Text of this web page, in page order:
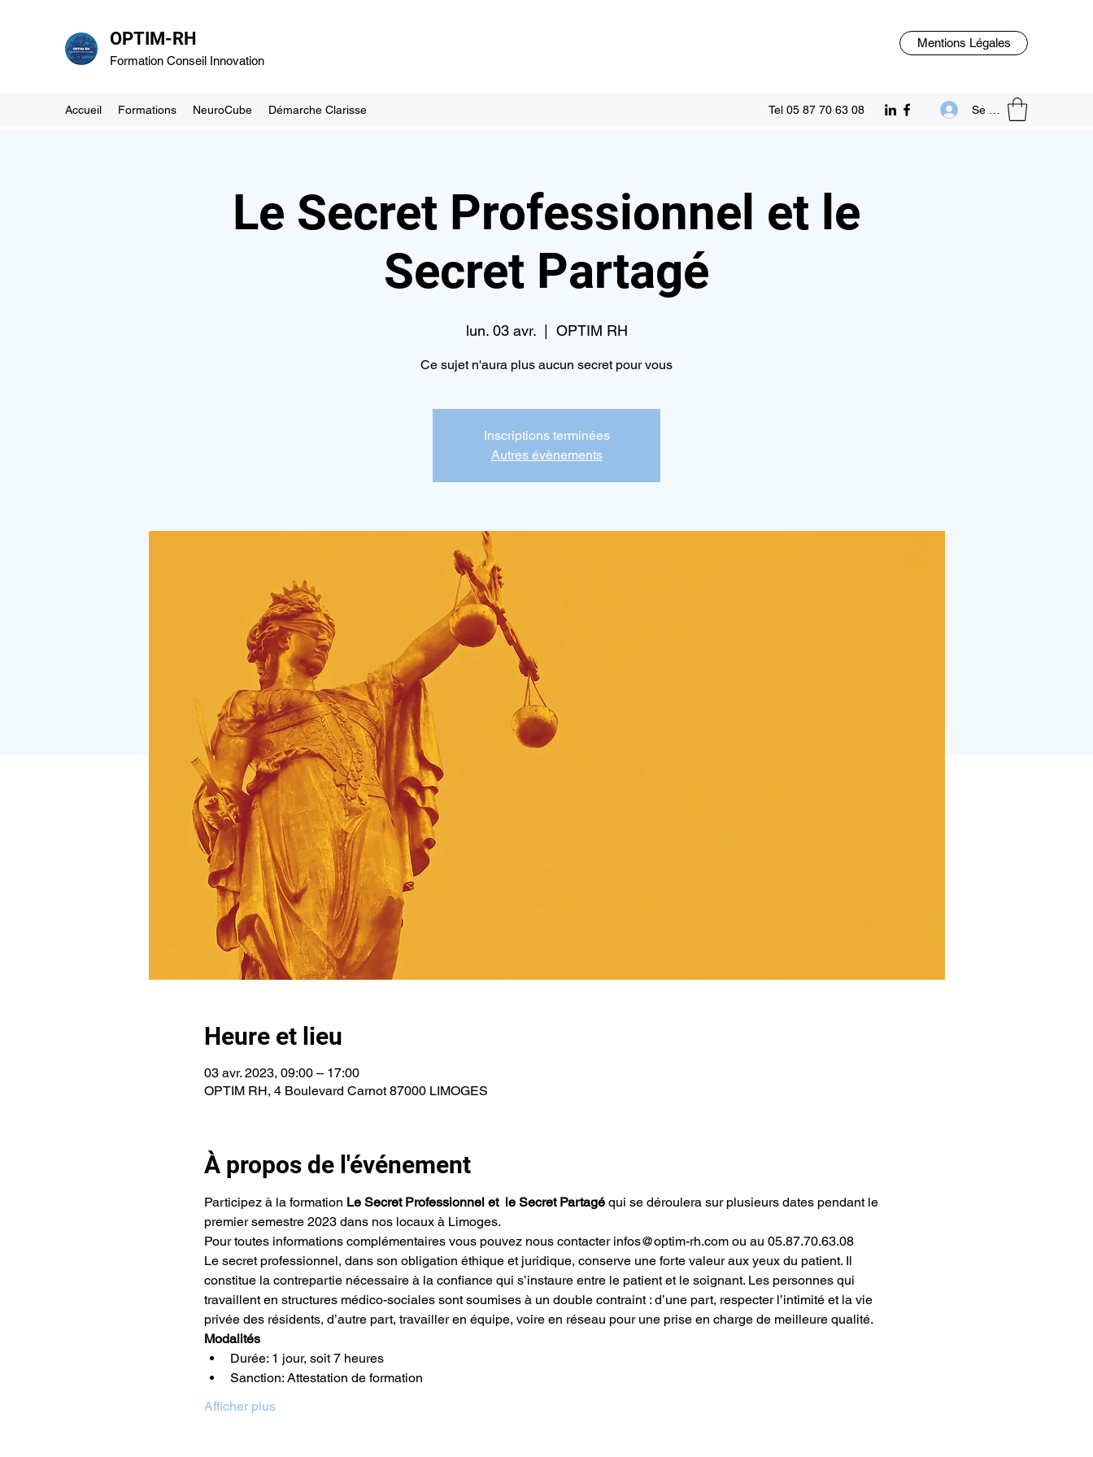
OPTIM-RH
Formation Conseil Innovation
Mentions Légales
Accueil Formations NeuroCube Démarche Clarisse Tel 05 87 70 63 08 Se connecter
Le Secret Professionnel et le
Secret Partagé
lun. 03 avr.
  |
OPTIM RH
Ce sujet n'aura plus aucun secret pour vous
Inscriptions terminées
Autres évènements
Heure et lieu
03 avr. 2023, 09:00 – 17:00
OPTIM RH, 4 Boulevard Carnot 87000 LIMOGES
À propos de l'événement
Participez à la formation Le Secret Professionnel et  le Secret Partagé qui se déroulera sur plusieurs dates pendant le
premier semestre 2023 dans nos locaux à Limoges.
Pour toutes informations complémentaires vous pouvez nous contacter infos@optim-rh.com ou au 05.87.70.63.08
Le secret professionnel, dans son obligation éthique et juridique, conserve une forte valeur aux yeux du patient. Il
constitue la contrepartie nécessaire à la confiance qui s’instaure entre le patient et le soignant. Les personnes qui
travaillent en structures médico-sociales sont soumises à un double contraint : d’une part, respecter l’intimité et la vie
privée des résidents, d’autre part, travailler en équipe, voire en réseau pour une prise en charge de meilleure qualité.
Modalités
Durée: 1 jour, soit 7 heures
Sanction: Attestation de formation
Afficher plus